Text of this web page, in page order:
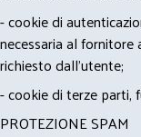
- cookie di
necessaria al
richiesto dall'utente;
- cookie di terze parti,
PROTEZIONE SPAM